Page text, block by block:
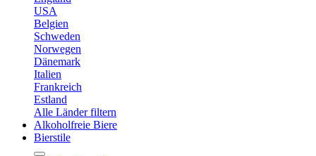
USA
Belgien
Schweden
Norwegen
Dänemark
Italien
Frankreich
Estland
Alle Länder filtern
Alkoholfreie Biere
Bierstile